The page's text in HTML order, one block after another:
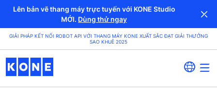
Lên bản vẽ thang máy trực tuyến với KONE Studio
MỚI. Dùng thử ngay
GIẢI PHÁP KẾT NỐI ROBOT API VỚI THANG MÁY KONE XUẤT SẮC ĐẠT GIẢI THƯỞNG
SAO KHUÊ 2025